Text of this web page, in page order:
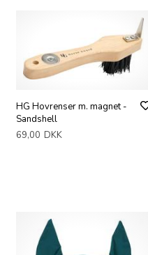
HG Hovrenser m. magnet -
Sandshell
69,00 DKK